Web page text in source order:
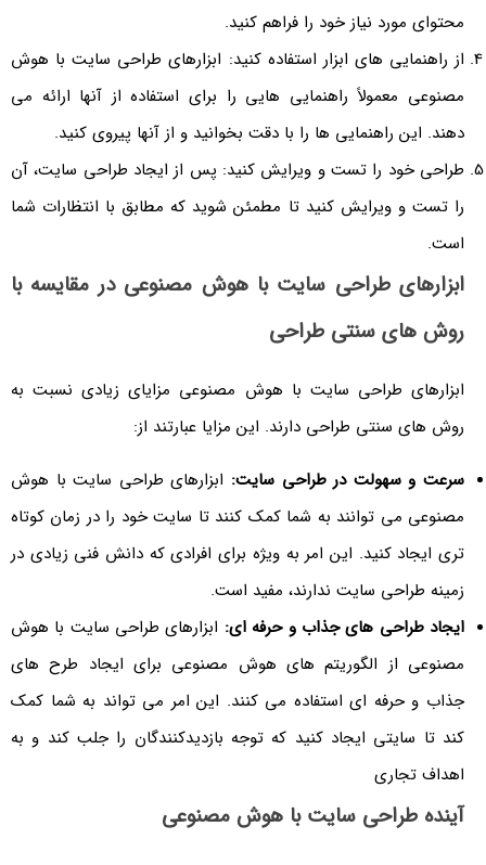
محتوای مورد نیاز خود را فراهم کنید.
از راهنمایی های ابزار استفاده کنید: ابزارهای طراحی سایت با هوش
مصنوعی معمولاً راهنمایی هایی را برای استفاده از آنها ارائه می
دهند. این راهنمایی ها را با دقت بخوانید و از آنها پیروی کنید.
طراحی خود را تست و ویرایش کنید: پس از ایجاد طراحی سایت، آن
را تست و ویرایش کنید تا مطمئن شوید که مطابق با انتظارات شما
است.
ابزارهای طراحی سایت با هوش مصنوعی در مقایسه با
روش های سنتی طراحی
ابزارهای طراحی سایت با هوش مصنوعی مزایای زیادی نسبت به
روش های سنتی طراحی دارند. این مزایا عبارتند از:
سرعت و سهولت در طراحی سایت:ابزارهای طراحی سایت با هوش
مصنوعی می توانند به شما کمک کنند تا سایت خود را در زمان کوتاه
تری ایجاد کنید. این امر به ویژه برای افرادی که دانش فنی زیادی در
زمینه طراحی سایت ندارند، مفید است.
ایجاد طراحی های جذاب و حرفه ای:ابزارهای طراحی سایت با هوش
مصنوعی از الگوریتم های هوش مصنوعی برای ایجاد طرح های
جذاب و حرفه ای استفاده می کنند. این امر می تواند به شما کمک
کند تا سایتی ایجاد کنید که توجه بازدیدکنندگان را جلب کند و به
اهداف تجاری
آینده طراحی سایت با هوش مصنوعی